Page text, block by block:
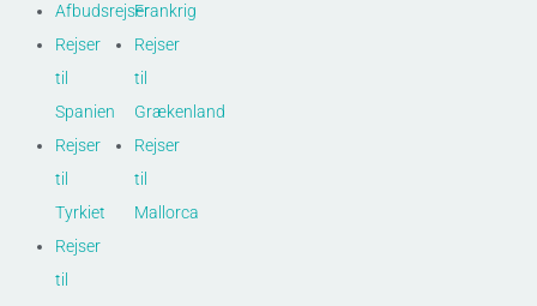
Afbudsrejser
Rejser
til
Spanien
Rejser
til
Tyrkiet
Rejser
til
Frankrig
Rejser
til
Grækenland
Rejser
til
Mallorca